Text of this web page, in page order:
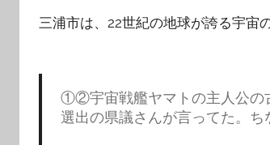
三浦市は、22世紀の地球が誇る宇宙
①②宇宙戦艦ヤマトの主人公の
選出の県議さんが言ってた。ち